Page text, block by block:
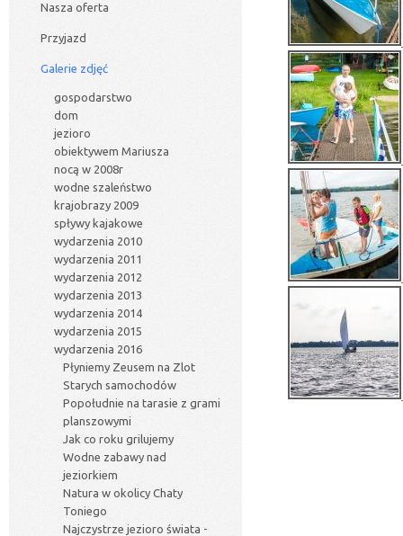
Nasza oferta
Przyjazd
Galerie zdjęć
gospodarstwo
dom
jezioro
obiektywem Mariusza
nocą w 2008r
wodne szaleństwo
krajobrazy 2009
spływy kajakowe
wydarzenia 2010
wydarzenia 2011
wydarzenia 2012
wydarzenia 2013
wydarzenia 2014
wydarzenia 2015
wydarzenia 2016
Płyniemy Zeusem na Zlot
Starych samochodów
Popołudnie na tarasie z grami
planszowymi
Jak co roku grilujemy
Wodne zabawy nad
jeziorkiem
Natura w okolicy Chaty
Toniego
Najczystrze jezioro świata -